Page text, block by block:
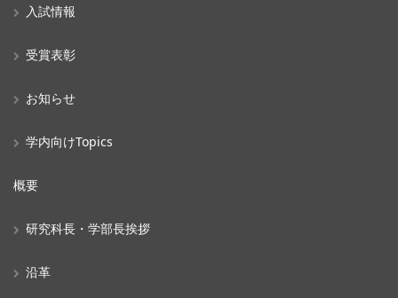
入試情報
受賞表彰
お知らせ
学内向けTopics
概要
研究科長・学部長挨拶
沿革